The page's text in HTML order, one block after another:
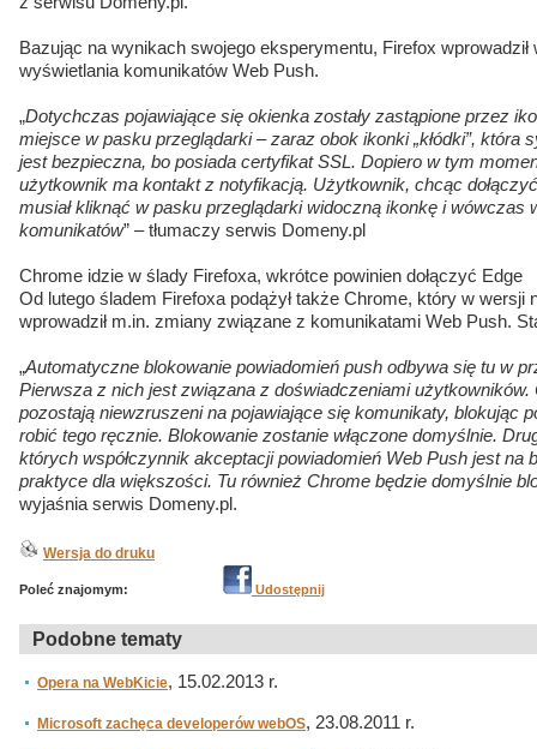
Bazując na wynikach swojego eksperymentu, Firefox
wyświetlania komunikatów Web Push.
„Dotychczas pojawiające się okienka zostały zastąpione przez
miejsce w pasku przeglądarki – zaraz obok ikonki „kłódki”, która
jest bezpieczna, bo posiada certyfikat SSL. Dopiero w tym
użytkownik ma kontakt z notyfikacją. Użytkownik, chcąc
musiał kliknąć w pasku przeglądarki widoczną ikonkę i wówczas
komunikatów” – tłumaczy serwis Domeny.pl
Chrome idzie w ślady Firefoxa, wkrótce powinien dołączyć Edge
Od lutego śladem Firefoxa podążył także Chrome, który w wersji
wprowadził m.in. zmiany związane z komunikatami Web Push.
„Automatyczne blokowanie powiadomień push odbywa się tu w
Pierwsza z nich jest związana z doświadczeniami
pozostają niewzruszeni na pojawiające się komunikaty, blokując
robić tego ręcznie. Blokowanie zostanie włączone domyślnie.
których współczynnik akceptacji powiadomień Web Push jest na
praktyce dla większości. Tu również Chrome będzie domyślnie
wyjaśnia serwis Domeny.pl.
Wersja do druku
Poleć znajomym: Udostępnij
Podobne tematy
Opera na WebKicie, 15.02.2013 r.
Microsoft zachęca developerów webOS, 23.08.2011 r.